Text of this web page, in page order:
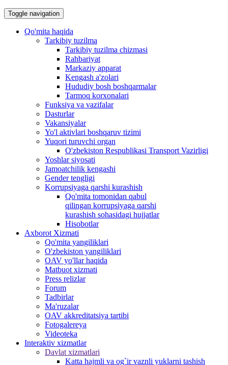
Toggle navigation
Qo'mita haqida
Tarkibiy tuzilma
Tarkibiy tuzilma chizmasi
Rahbariyat
Markaziy apparat
Kengash a'zolari
Hududiy bosh boshqarmalar
Tarmoq korxonalari
Funksiya va vazifalar
Dasturlar
Vakansiyalar
Yo'l aktivlari boshqaruv tizimi
Yuqori turuvchi organ
O'zbekiston Respublikasi Transport Vazirligi
Yoshlar siyosati
Jamoatchilik kengashi
Gender tengligi
Korrupsiyaga qarshi kurashish
Qo'mita tomonidan qabul
qilingan korrupsiyaga qarshi
kurashish sohasidagi hujjatlar
Hisobotlar
Аxborot Xizmati
Qo'mita yangiliklari
O'zbekiston yangiliklari
OAV yo'llar haqida
Matbuot xizmati
Press relizlar
Forum
Tadbirlar
Ma'ruzalar
OAV akkreditatsiya tartibi
Fotogalereya
Videoteka
Interaktiv xizmatlar
Davlat xizmatlari
Katta hajmli va og`ir vaznli yuklarni tashish